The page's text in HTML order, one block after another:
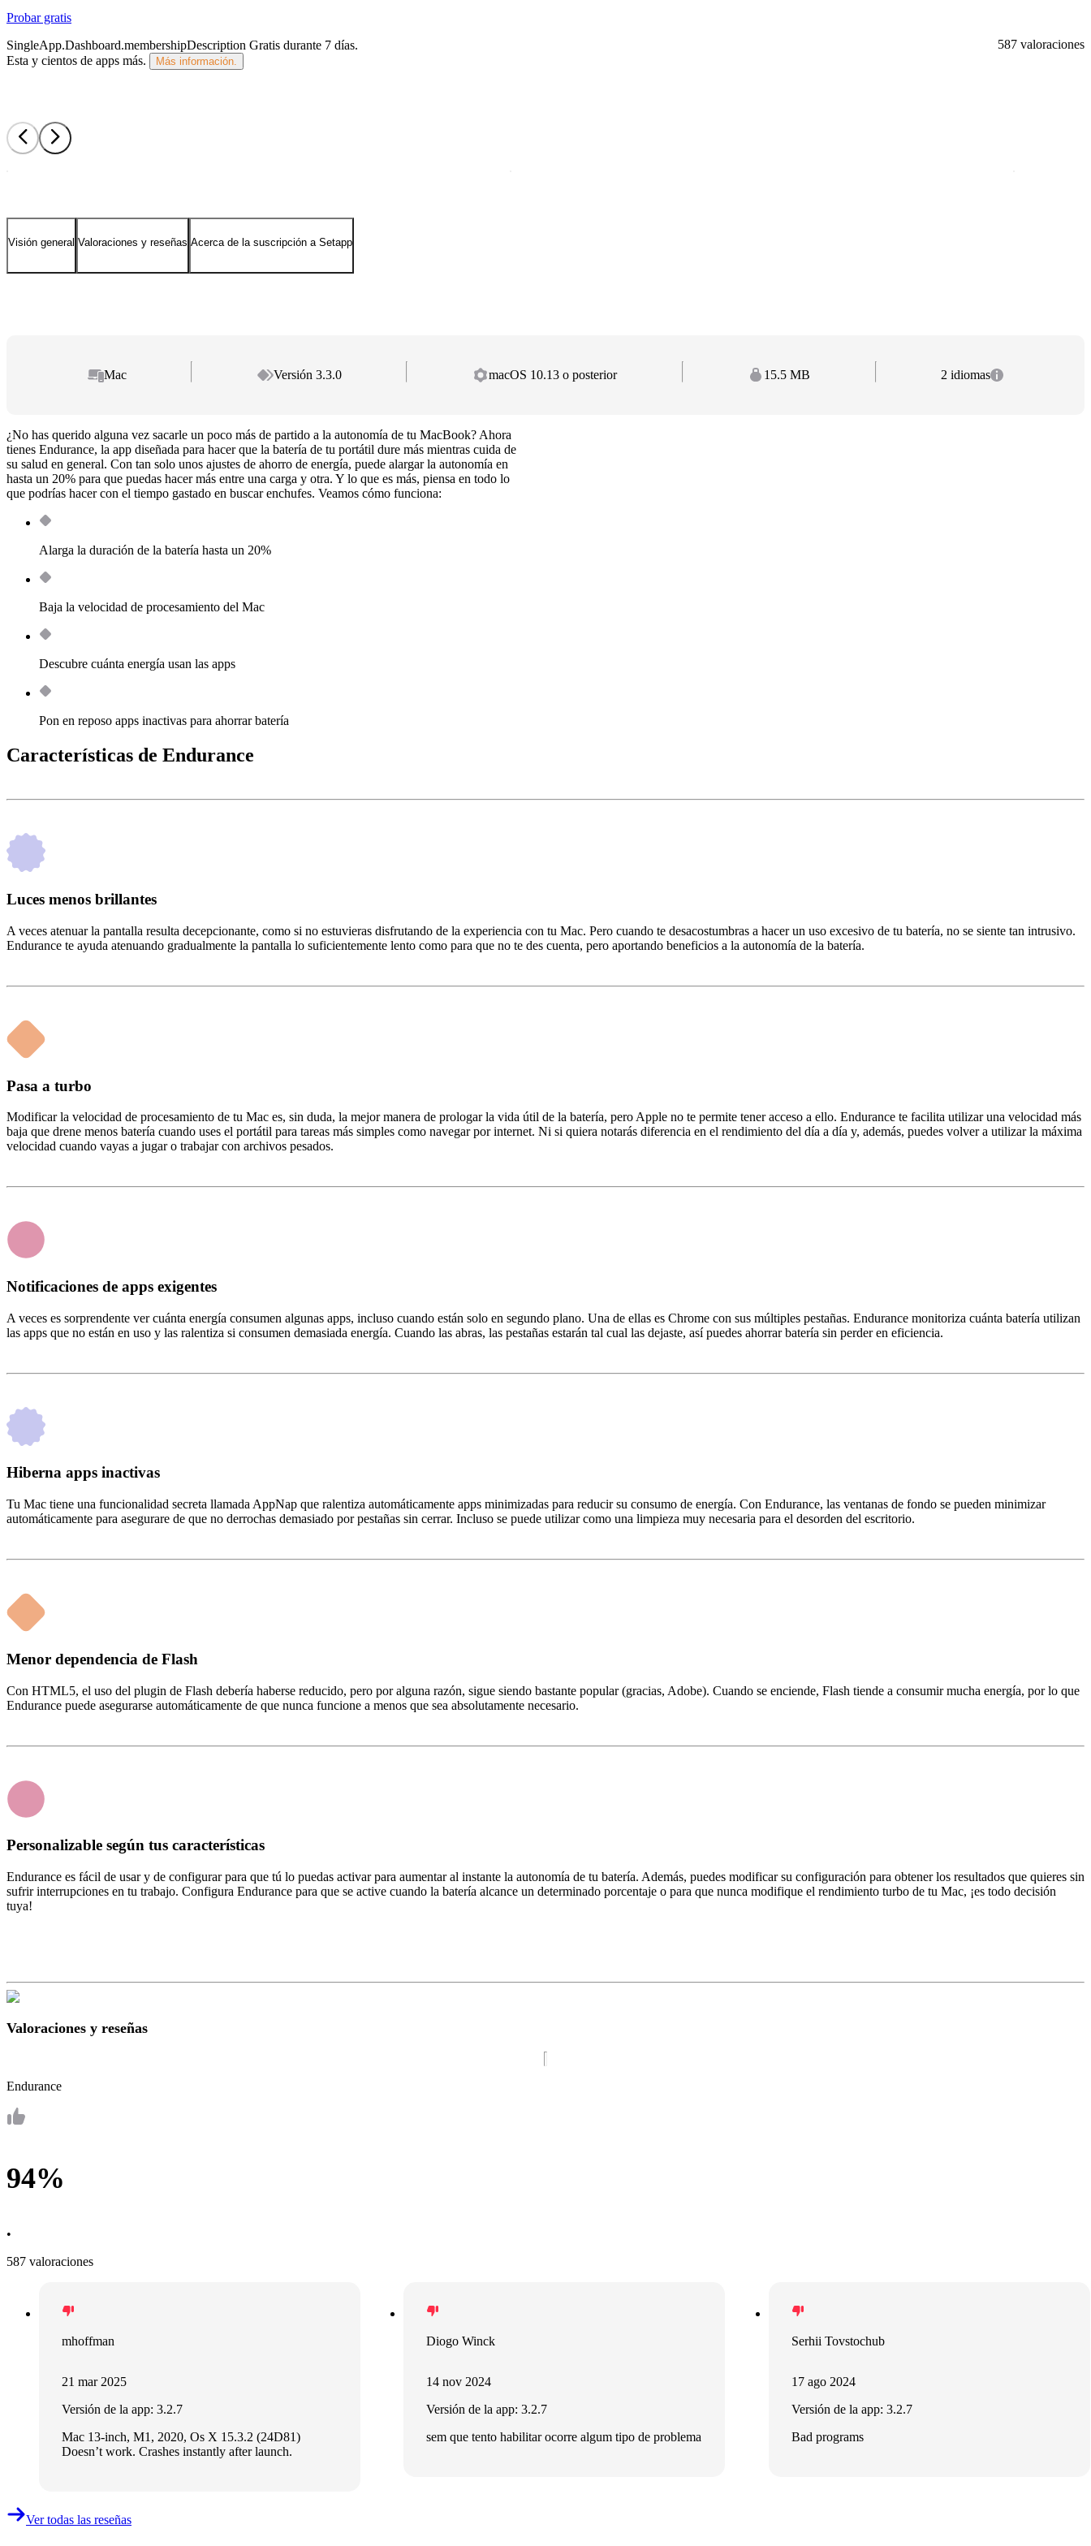
587 valoraciones
Probar gratis
SingleApp.Dashboard.membershipDescription Gratis durante 7 días.
Esta y cientos de apps más.
Más información.
Visión general Valoraciones y reseñas Acerca de la suscripción a Setapp
Mac Versión 3.3.0 macOS 10.13 o posterior 15.5 MB 2 idiomas
¿No has querido alguna vez sacarle un poco más de partido a la autonomía de tu MacBook? Ahora
tienes Endurance, la app diseñada para hacer que la batería de tu portátil dure más mientras cuida de
su salud en general. Con tan solo unos ajustes de ahorro de energía, puede alargar la autonomía en
hasta un 20% para que puedas hacer más entre una carga y otra. Y lo que es más, piensa en todo lo
que podrías hacer con el tiempo gastado en buscar enchufes. Veamos cómo funciona:
Alarga la duración de la batería hasta un 20%
Baja la velocidad de procesamiento del Mac
Descubre cuánta energía usan las apps
Pon en reposo apps inactivas para ahorrar batería
Características de Endurance
Luces menos brillantes
A veces atenuar la pantalla resulta decepcionante, como si no estuvieras disfrutando de la experiencia con tu Mac. Pero cuando te desacostumbras a hacer un uso excesivo de tu batería, no se siente tan intrusivo.
Endurance te ayuda atenuando gradualmente la pantalla lo suficientemente lento como para que no te des cuenta, pero aportando beneficios a la autonomía de la batería.
Pasa a turbo
Modificar la velocidad de procesamiento de tu Mac es, sin duda, la mejor manera de prologar la vida útil de la batería, pero Apple no te permite tener acceso a ello. Endurance te facilita utilizar una velocidad más
baja que drene menos batería cuando uses el portátil para tareas más simples como navegar por internet. Ni si quiera notarás diferencia en el rendimiento del día a día y, además, puedes volver a utilizar la máxima
velocidad cuando vayas a jugar o trabajar con archivos pesados.
Notificaciones de apps exigentes
A veces es sorprendente ver cuánta energía consumen algunas apps, incluso cuando están solo en segundo plano. Una de ellas es Chrome con sus múltiples pestañas. Endurance monitoriza cuánta batería utilizan
las apps que no están en uso y las ralentiza si consumen demasiada energía. Cuando las abras, las pestañas estarán tal cual las dejaste, así puedes ahorrar batería sin perder en eficiencia.
Hiberna apps inactivas
Tu Mac tiene una funcionalidad secreta llamada AppNap que ralentiza automáticamente apps minimizadas para reducir su consumo de energía. Con Endurance, las ventanas de fondo se pueden minimizar
automáticamente para asegurare de que no derrochas demasiado por pestañas sin cerrar. Incluso se puede utilizar como una limpieza muy necesaria para el desorden del escritorio.
Menor dependencia de Flash
Con HTML5, el uso del plugin de Flash debería haberse reducido, pero por alguna razón, sigue siendo bastante popular (gracias, Adobe). Cuando se enciende, Flash tiende a consumir mucha energía, por lo que
Endurance puede asegurarse automáticamente de que nunca funcione a menos que sea absolutamente necesario.
Personalizable según tus características
Endurance es fácil de usar y de configurar para que tú lo puedas activar para aumentar al instante la autonomía de tu batería. Además, puedes modificar su configuración para obtener los resultados que quieres sin
sufrir interrupciones en tu trabajo. Configura Endurance para que se active cuando la batería alcance un determinado porcentaje o para que nunca modifique el rendimiento turbo de tu Mac, ¡es todo decisión
tuya!
Valoraciones y reseñas
Endurance
94%
•
587 valoraciones
mhoffman
21 mar 2025
Versión de la app: 3.2.7
Mac 13-inch, M1, 2020, Os X 15.3.2 (24D81)
Doesn’t work. Crashes instantly after launch.
Diogo Winck
14 nov 2024
Versión de la app: 3.2.7
sem que tento habilitar ocorre algum tipo de problema
Serhii Tovstochub
17 ago 2024
Versión de la app: 3.2.7
Bad programs
Ver todas las reseñas